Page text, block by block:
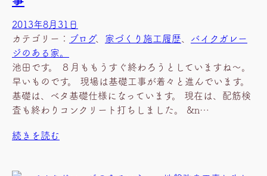
2013年8月31日
カテゴリー： ブログ、 家づくり施工履歴、 バイクガレー
ジのある家。
池田です。 ８月ももうすぐ終わろうとしていますね～。
早いものです。 現場は基礎工事が着々と進んでいます。
基礎は、ベタ基礎仕様になっています。 現在は、配筋検
査も終わりコンクリート打ちしました。 &n…
続きを読む